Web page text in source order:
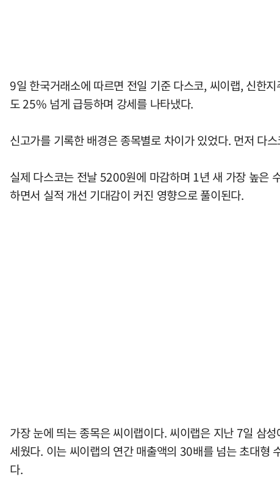
9일 한국거래소에 따르면 전일 기준 다스코, 씨이랩, 신한
도 25% 넘게 급등하며 강세를 나타냈다.
신고가를 기록한 배경은 종목별로 차이가 있었다. 먼저 다
실제 다스코는 전날 5200원에 마감하며 1년 새 가장 높은
하면서 실적 개선 기대감이 커진 영향으로 풀이된다.
가장 눈에 띄는 종목은 씨이랩이다. 씨이랩은 지난 7일 삼
세웠다. 이는 씨이랩의 연간 매출액의 30배를 넘는 초대형
다.